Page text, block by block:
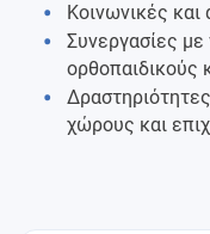
Κοινωνικές
Συνεργασίες με
ορθοπαιδικούς
χώρους και